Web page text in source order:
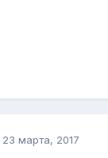
23 марта, 2017